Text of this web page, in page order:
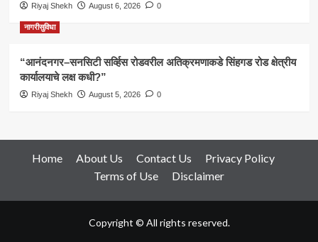
Riyaj Shekh August 6, 2026 0
नागरीसुविधा
“आनंदनगर–सनसिटी सर्व्हिस रोडवरील अतिक्रमणाकडे सिंहगड रोड क्षेत्रीय
कार्यालयाचे लक्ष कधी?”
Riyaj Shekh August 5, 2026 0
Home About Us Contact Us
Privacy Policy
Terms of Use
Disclaimer